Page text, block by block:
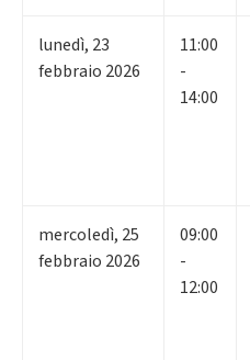
lunedì, 23
febbraio 2026
11:00
-
14:00
mercoledì, 25
febbraio 2026
09:00
-
12:00